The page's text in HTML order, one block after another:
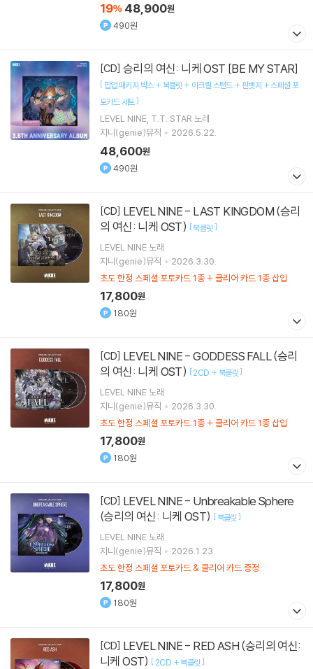
19% 48,900원
490원
[CD] 승리의 여신: 니케 OST [BE MY STAR]
[ 팝업 패키지 박스 + 북클릿 + 아크릴 스탠드 + 핀뱃지 + 스페셜 포
토카드 세트]
LEVEL NINE T.T. STAR 노래
지니(genie)뮤직
2026.5.22.
48,600원
490원
[CD]
의 여신: 니케 OST) [북클릿 ]
LEVEL NINE 노래
지니(genie)뮤직
2026.3.30.
초도 한정 스페셜 포토카드 1종 + 클리어 카드 1종 삽입
17,800원
180원
[CD]
의 여신: 니케 OST) [2CD + 북클릿]
LEVEL NINE 노래
지니(genie)뮤직
2026.3.30.
초도 한정 스페셜 포토카드 1종 + 클리어 카드 1종 삽입
17,800원
180원
[CD]
(승리의 여신: 니케 OST) [북클릿 ]
LEVEL NINE 노래
지니(genie)뮤직
2026.1.23.
초도 한정 스페셜 포토카드 & 클리어 카드 증정
17,800원
180원
[CD]
니케 OST) [ 2CD + 북클릿 ]